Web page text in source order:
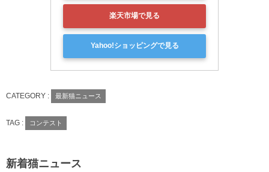
楽天市場で見る
Yahoo!ショッピングで見る
CATEGORY : 最新猫ニュース
TAG : コンテスト
新着猫ニュース